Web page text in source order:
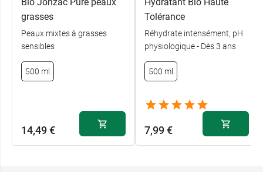
Bio Jonzac Pure peaux
grasses
Peaux mixtes à grasses
sensibles
500 ml
14,49 €
Hydratant Bio Haute
Tolérance
Réhydrate intensément, pH
physiologique - Dès 3 ans
500 ml
7,99 €